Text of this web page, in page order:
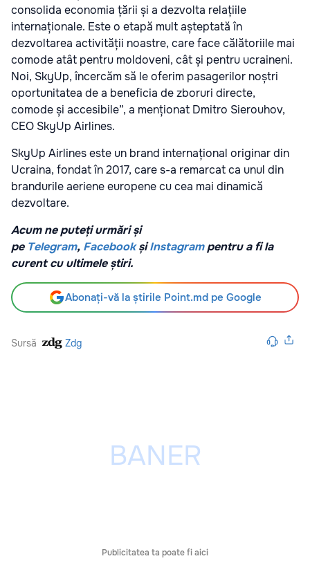
consolida economia țării și a dezvolta relațiile
internaționale. Este o etapă mult așteptată în
dezvoltarea activității noastre, care face călătoriile mai
comode atât pentru moldoveni, cât și pentru ucraineni.
Noi, SkyUp, încercăm să le oferim pasagerilor noștri
oportunitatea de a beneficia de zboruri directe,
comode și accesibile”, a menționat Dmitro Sierouhov,
CEO SkyUp Airlines.
SkyUp Airlines este un brand internațional originar din
Ucraina, fondat în 2017, care s-a remarcat ca unul din
brandurile aeriene europene cu cea mai dinamică
dezvoltare.
Acum ne puteți urmări și
pe Telegram, Facebook șiInstagrampentru a fi la
curent cu ultimele știri.
Abonați-vă la știrile Point.md pe Google
Sursă Zdg
Publicitatea ta poate fi aici